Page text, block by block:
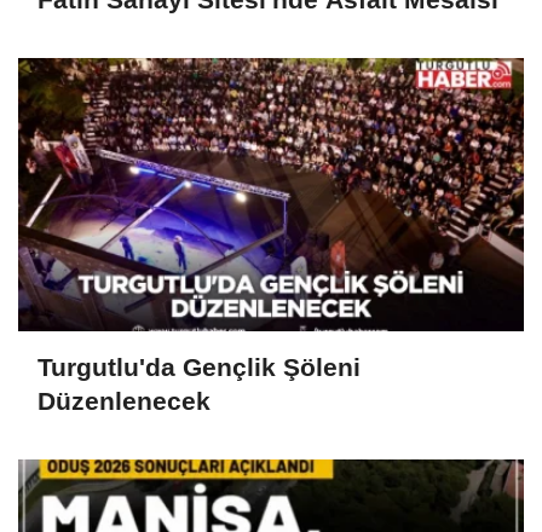
Turgutlu'da Gençlik Şöleni
Düzenlenecek